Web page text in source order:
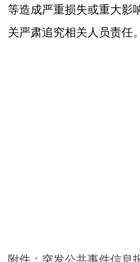
等造成严重损失或重大影
关严肃追究相关人员责任。
附件：突发公共事件信息